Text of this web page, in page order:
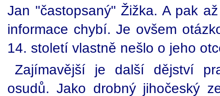
Jan "častopsaný" Žižka. A pak
informace chybí. Je ovšem
14. století vlastně nešlo o jeho
Zajímavější je další dějství
osudů. Jako drobný jihočeský